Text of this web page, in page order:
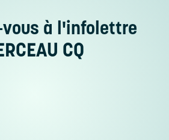
à l'infolettre
CQ